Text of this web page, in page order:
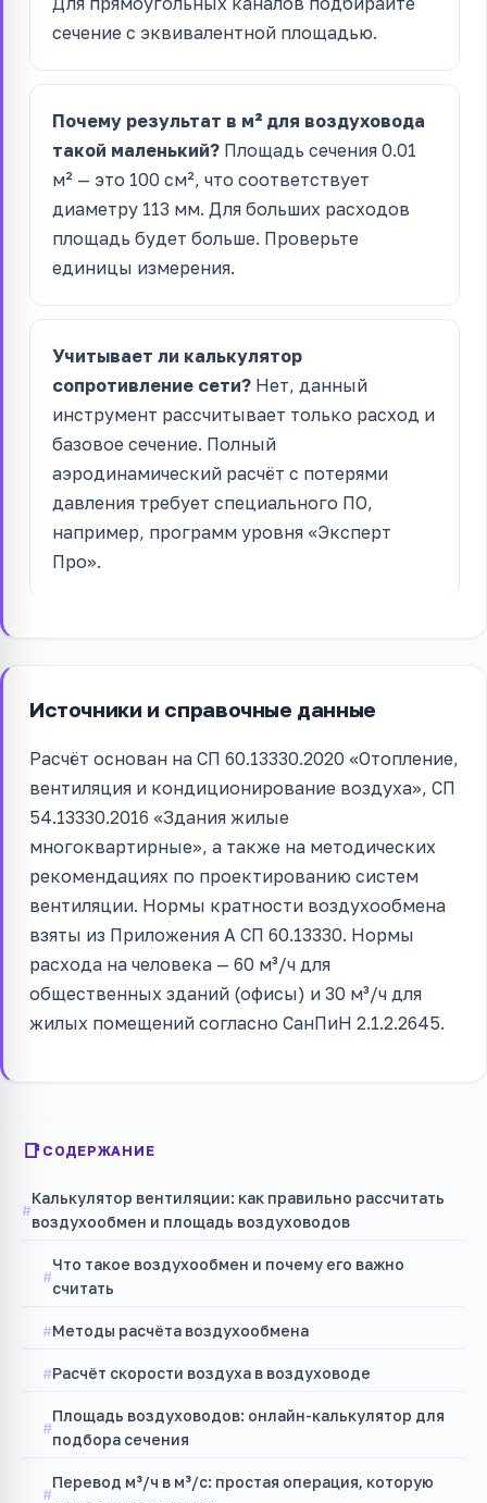
сечение с эквивалентной площадью.
Почему результат в м² для воздуховода
такой маленький? Площадь сечения 0.01
м² — это 100 см², что соответствует
диаметру 113 мм. Для больших расходов
площадь будет больше. Проверьте
единицы измерения.
Учитывает ли калькулятор
сопротивление сети? Нет, данный
инструмент рассчитывает только расход и
базовое сечение. Полный
аэродинамический расчёт с потерями
давления требует специального ПО,
например, программ уровня «Эксперт
Про».
Источники и справочные данные
Расчёт основан на СП 60.13330.2020 «Отопление,
вентиляция и кондиционирование воздуха», СП
54.13330.2016 «Здания жилые
многоквартирные», а также на методических
рекомендациях по проектированию систем
вентиляции. Нормы кратности воздухообмена
взяты из Приложения А СП 60.13330. Нормы
расхода на человека — 60 м³/ч для
общественных зданий (офисы) и 30 м³/ч для
жилых помещений согласно СанПиН 2.1.2.2645.
СОДЕРЖАНИЕ
Калькулятор вентиляции: как правильно рассчитать
воздухообмен и площадь воздуховодов
Что такое воздухообмен и почему его важно
считать
Методы расчёта воздухообмена
Расчёт скорости воздуха в воздуховоде
Площадь воздуховодов: онлайн-калькулятор для
подбора сечения
Перевод м³/ч в м³/с: простая операция, которую